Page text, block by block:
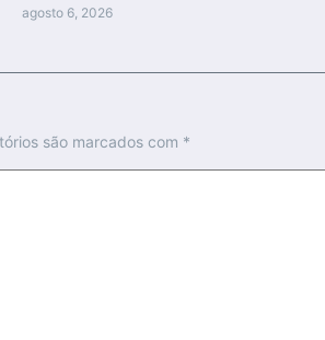
agosto 6, 2026
são marcados com *